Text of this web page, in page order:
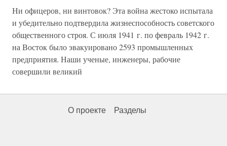
Ни офицеров, ни винтовок? Эта война жестоко испытала
и убедительно подтвердила жизнеспособность советского
общественного строя. С июля 1941 г. по февраль 1942 г.
на Восток было эвакуировано 2593 промышленных
предприятия. Наши ученые, инженеры, рабочие
совершили великий
О проекте Разделы